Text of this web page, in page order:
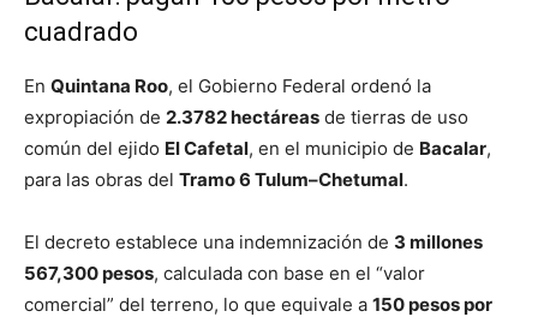
cuadrado
En Quintana Roo, el Gobierno Federal ordenó la
expropiación de 2.3782 hectáreas de tierras de uso
común del ejido El Cafetal, en el municipio de Bacalar,
para las obras del Tramo 6 Tulum–Chetumal.
El decreto establece una indemnización de 3 millones
567,300 pesos, calculada con base en el “valor
comercial” del terreno, lo que equivale a 150 pesos por